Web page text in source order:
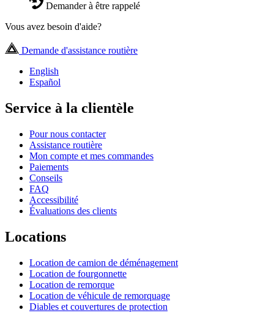
Demander à être rappelé
Vous avez besoin d'aide?
Demande d'assistance routière
English
Español
Service à la clientèle
Pour nous contacter
Assistance routière
Mon compte et mes commandes
Paiements
Conseils
FAQ
Accessibilité
Évaluations des clients
Locations
Location de camion de déménagement
Location de fourgonnette
Location de remorque
Location de véhicule de remorquage
Diables et couvertures de protection